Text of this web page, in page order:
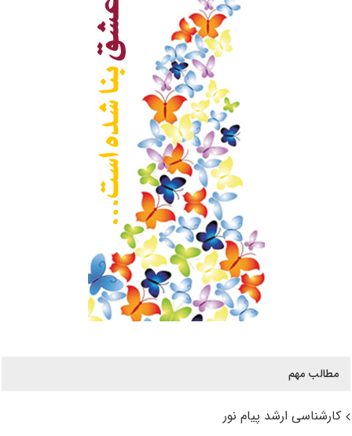
مطالب مهم
کارشناسی ارشد پیام نور